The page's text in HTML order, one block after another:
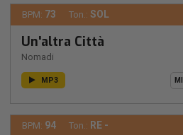
BPM: 73 Ton.: SOL
Un'altra Città
Nomadi
MP3
BPM: 94 Ton.: RE -